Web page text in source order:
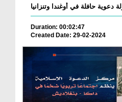
دعوية حافلة في أوغندا وتنزانيا
Duration: 00:02:47
Created Date: 29-02-2024